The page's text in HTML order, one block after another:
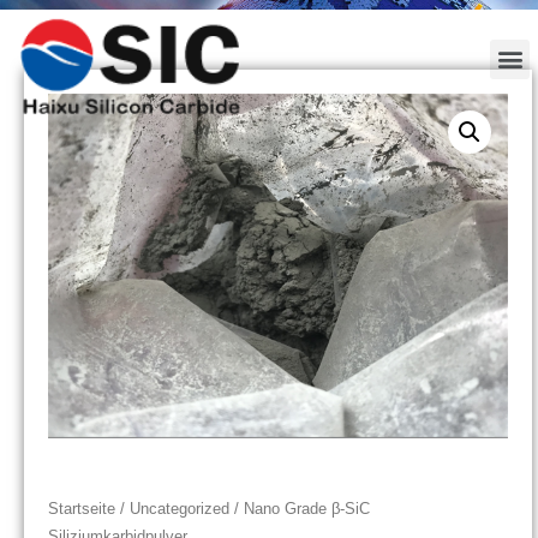
Startseite / Uncategorized / Nano Grade β-SiC